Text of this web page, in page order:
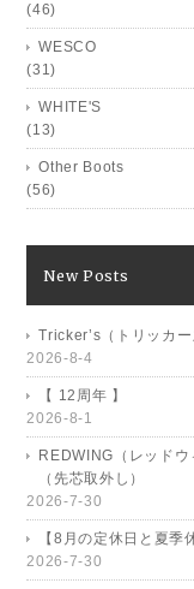
(46)
WESCO
(31)
WHITE'S
(13)
Other Boots
(56)
New Posts
Tricker’s（トリッカ
2026-8-4
【 12周年 】
2026-8-1
REDWING（レッド
（先芯取外し）
2026-7-30
【8月の定休日と夏季
2026-7-30